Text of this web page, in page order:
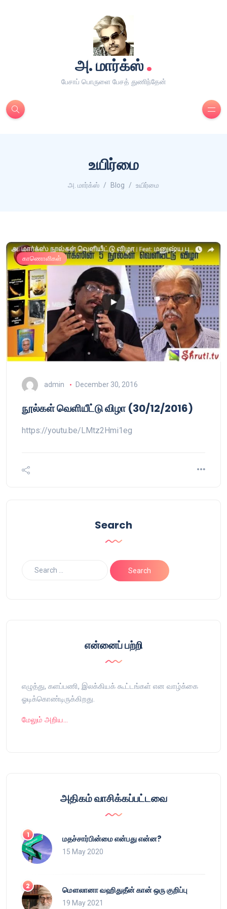
அ. மார்க்ஸ்.
பேசாப் பொருளை பேசத் துணிந்தேன்
உயிர்மை
அ. மார்க்ஸ் Blog உயிர்மை
காணொளிகள்
admin December 30, 2016
நூல்கள் வெளியீட்டு விழா (30/12/2016)
https://youtu.be/LMtz2Hmi1eg
Search
என்னைப் பற்றி
எழுத்து, களப்பணி, இலக்கியக் கூட்டங்கள் என வாழ்க்கை
ஓடிக்கொண்டிருக்கிறது.
மேலும் அறிய…
அதிகம் வாசிக்கப்பட்டவை
மதச்சார்பின்மை என்பது என்ன?
15 May 2020
மௌலானா வஹிதுதீன் கான் ஒரு குறிப்பு
19 May 2021